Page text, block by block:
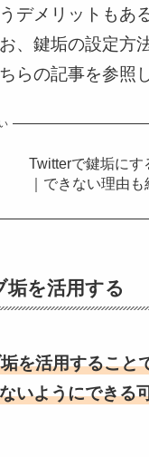
デメリットもあ
、鍵垢の設定方
らの記事を参照
Twitterで鍵垢にす
｜できない理由も
垢を活用する
を活用すること
いようにできる